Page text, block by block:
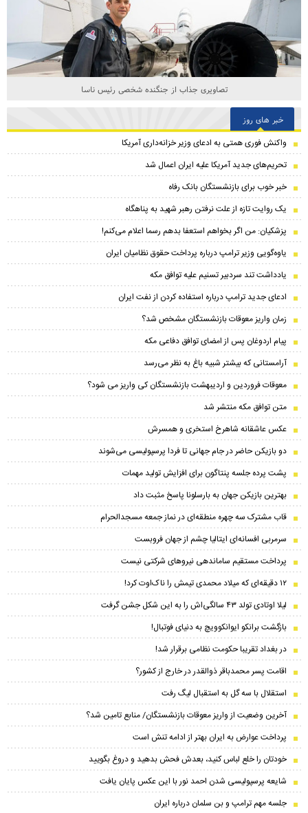
تصاویری جذاب از جنگنده شخصی رئیس ناسا
خبر های روز
واکنش فوری همتی به ادعای وزیر خزانه‌داری آمریکا
تحریم‌های جدید آمریکا علیه ایران اعمال شد
خبر خوب برای بازنشستگان بانک رفاه
یک روایت تازه از علت نرفتن رهبر شهید به پناهگاه
پزشکیان: من اگر بخواهم استعفا بدهم رسما اعلام می‌کنم!
یاوه‌گویی وزیر ترامپ درباره پرداخت حقوق نظامیان ایران
یادداشت تند سردبیر تسنیم علیه توافق مکه
ادعای جدید ترامپ درباره استفاده کردن از نفت ایران
زمان واریز معوقات بازنشستگان مشخص شد؟
پیام اردوغان پس از امضای توافق دفاعی مکه
آرامستانی که بیشتر شبیه باغ به نظر می‌رسد
معوقات فروردین و اردیبهشت بازنشستگان کی واریز می شود؟
متن توافق مکه منتشر شد
عکس عاشقانه شاهرخ استخری و همسرش
دو بازیکن حاضر در جام جهانی تا فردا پرسپولیسی می‌شوند
پشت پرده جلسه پنتاگون برای افزایش تولید مهمات
بهترین بازیکن جهان به بارسلونا پاسخ مثبت داد
قاب مشترک سه چهره منطقه‌ای در نماز جمعه مسجدالحرام
سرمربی افسانه‌ای ایتالیا چشم از جهان فروبست
پرداخت مستقیم ساماندهی نیروهای شرکتی نیست
۱۲ دقیقه‌ای که میلاد محمدی تیمش را ناک‌اوت کرد!
لیلا اوتادی تولد ۴۳ سالگی‌اش را به این شکل جشن گرفت
بازگشت برانکو ایوانکوویچ به دنیای فوتبال!
در بغداد تقریبا حکومت نظامی برقرار شد!
اقامت پسر محمدباقر ذوالقدر در خارج از کشور؟
استقلال با سه گل به استقبال لیگ رفت
آخرین وضعیت از واریز معوقات بازنشستگان/ منابع تامین شد؟
پرداخت عوارض به ایران بهتر از ادامه تنش است
خودتان را خلع لباس کنید، بعدش فحش بدهید و دروغ بگویید
شایعه پرسپولیسی شدن احمد نور با این عکس پایان یافت
جلسه مهم ترامپ و بن سلمان درباره ایران